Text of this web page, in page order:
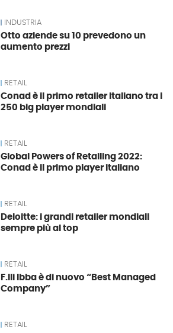
INDUSTRIA
Otto aziende su 10 prevedono un
aumento prezzi
RETAIL
Conad è il primo retailer italiano tra i
250 big player mondiali
RETAIL
Global Powers of Retailing 2022:
Conad è il primo player italiano
RETAIL
Deloitte: i grandi retailer mondiali
sempre più al top
RETAIL
F.lli Ibba è di nuovo “Best Managed
Company”
RETAIL